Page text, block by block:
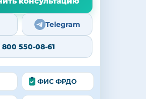
Telegram
800 550-08-61
ФИС ФРДО